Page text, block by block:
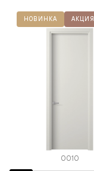
НОВИНКА АКЦИЯ
0010